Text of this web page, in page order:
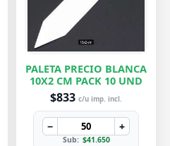
PALETA PRECIO BLANCA
10X2 CM PACK 10 UND
$833 c/u imp. incl.
− +
Sub: $41.650